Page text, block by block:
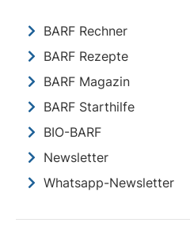
BARF Rechner
BARF Rezepte
BARF Magazin
BARF Starthilfe
BIO-BARF
Newsletter
Whatsapp-Newsletter